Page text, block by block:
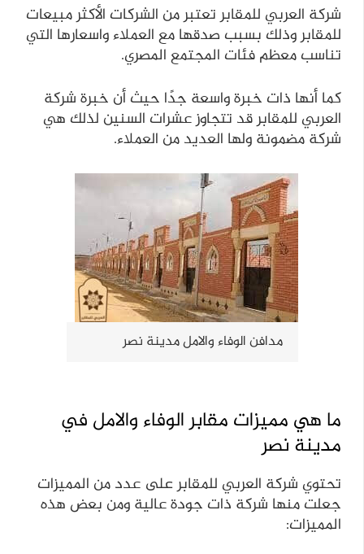
شركة العربي للمقابر تعتبر من الشركات الأكثر مبيعات
للمقابر وذلك بسبب صدقها مع العملاء واسعارها التي
تناسب معظم فئات المجتمع المصري.
كما أنها ذات خبرة واسعة جدًا حيث أن خبرة شركة
العربي للمقابر قد تتجاوز عشرات السنين لذلك هي
شركة مضمونة ولها العديد من العملاء.
مدافن الوفاء والامل مدينة نصر
ما هي مميزات مقابر الوفاء والامل في
مدينة نصر
تحتوي شركة العربي للمقابر على عدد من المميزات
جعلت منها شركة ذات جودة عالية ومن بعض هذه
المميزات: